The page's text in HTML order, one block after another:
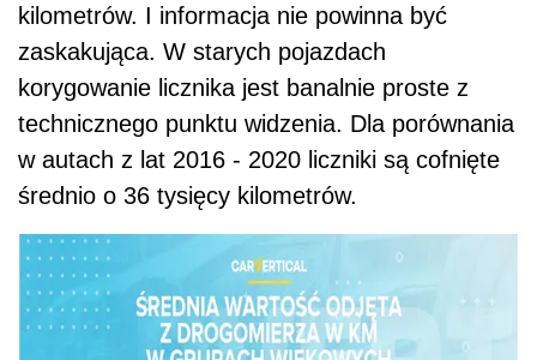
kilometrów. I informacja nie powinna być
zaskakująca. W starych pojazdach
korygowanie licznika jest banalnie proste z
technicznego punktu widzenia. Dla porównania
w autach z lat 2016 - 2020 liczniki są cofnięte
średnio o 36 tysięcy kilometrów.